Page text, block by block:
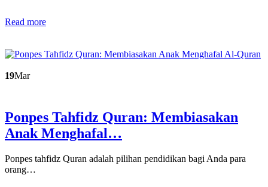
Read more
19Mar
Ponpes Tahfidz Quran: Membiasakan
Anak Menghafal…
Ponpes tahfidz Quran adalah pilihan pendidikan bagi Anda para
orang…